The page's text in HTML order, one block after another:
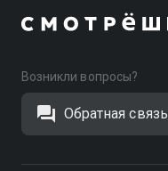
Возникли вопросы?
Обратная связь